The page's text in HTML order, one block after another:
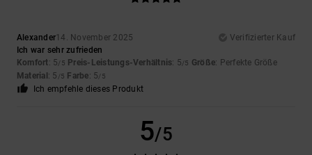
Alexander14. November 2025
Verifizierter Kauf
Ich war sehr zufrieden
Komfort: 5/5 Preis-Leistungs-Verhältnis: 5/5 Größe: Perfekte Größe
Material : 5 /5 Farbe: 5/5
Ich empfehle dieses Produkt
5/5